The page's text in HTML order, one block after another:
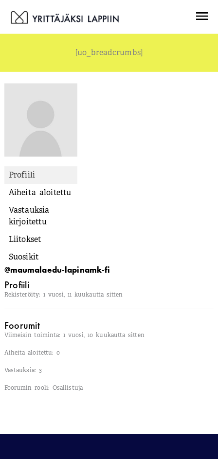
sisältöön
[uo_breadcrumbs]
Profiili
Aiheita aloitettu
Vastauksia
kirjoitettu
Liitokset
Suosikit
@maumalaedu-lapinamk-fi
Profiili
Rekisteröity: 1 vuosi, 11 kuukautta sitten
Foorumit
Viimeisin toiminta: 1 vuosi, 10 kuukautta sitten
Aiheita aloitettu: 0
Vastauksia: 3
Foorumin rooli: Osallistuja